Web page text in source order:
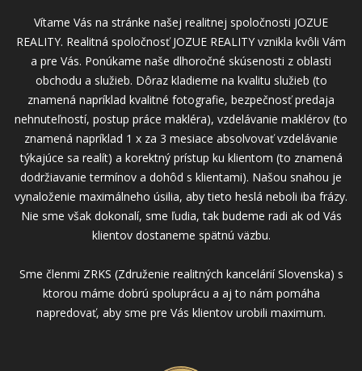
Vítame Vás na stránke našej realitnej spoločnosti JOZUE
REALITY. Realitná spoločnosť JOZUE REALITY vznikla kvôli Vám
a pre Vás. Ponúkame naše dlhoročné skúsenosti z oblasti
obchodu a služieb. Dôraz kladieme na kvalitu služieb (to
znamená napríklad kvalitné fotografie, bezpečnosť predaja
nehnuteľností, postup práce makléra), vzdelávanie maklérov (to
znamená napríklad 1 x za 3 mesiace absolvovať vzdelávanie
týkajúce sa realít) a korektný prístup ku klientom (to znamená
dodržiavanie termínov a dohôd s klientami). Našou snahou je
vynaloženie maximálneho úsilia, aby tieto heslá neboli iba frázy.
Nie sme však dokonalí, sme ľudia, tak budeme radi ak od Vás
klientov dostaneme spätnú väzbu.
Sme členmi ZRKS (Združenie realitných kancelárií Slovenska) s
ktorou máme dobrú spoluprácu a aj to nám pomáha
napredovať, aby sme pre Vás klientov urobili maximum.